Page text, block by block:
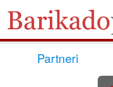
Partneri